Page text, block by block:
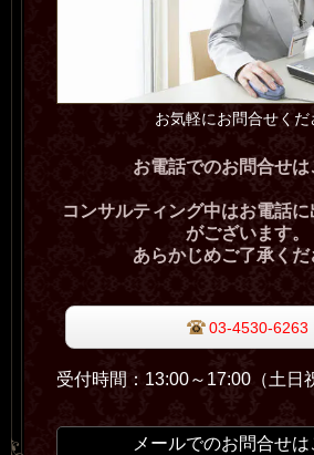
お気軽にお問合せくだ
お電話でのお問合せは
コンサルティング中はお電話
がございます。
あらかじめご了承くだ
03-4530-6263
受付時間：13:00～17:00（土日
メールでのお問合せは